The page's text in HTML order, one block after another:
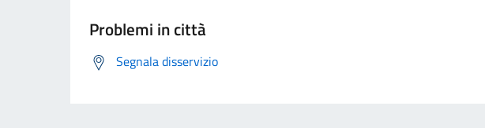
Problemi in città
Segnala disservizio